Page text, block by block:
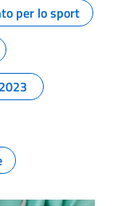
per lo sport